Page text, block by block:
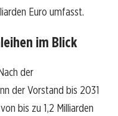
Euro umfasst.
im Blick
der
der Vorstand bis 2031
bis zu 1,2 Milliarden